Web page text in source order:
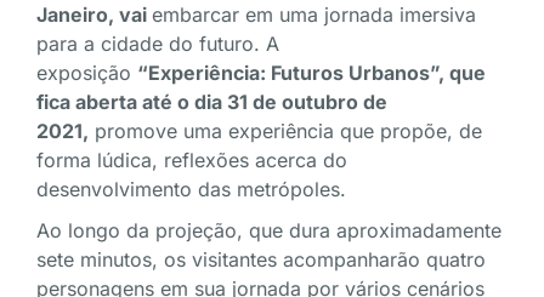
Janeiro, vai embarcar em uma jornada imersiva
para a cidade do futuro. A
exposição “Experiência: Futuros Urbanos”, que
fica aberta até o dia 31 de outubro de
2021, promove uma experiência que propõe, de
forma lúdica, reflexões acerca do
desenvolvimento das metrópoles.
Ao longo da projeção, que dura aproximadamente
sete minutos, os visitantes acompanharão quatro
personagens em sua jornada por vários cenários